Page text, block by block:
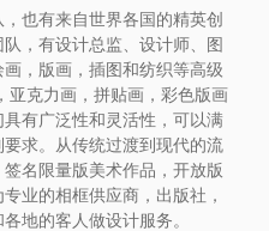
也有来自世界各国的精英创
，有设计总监、设计师、图
，版画，插图和纺织等高级
亚克力画，拼贴画，彩色版画
有广泛性和灵活性，可以满
求。从传统过渡到现代的流
名限量版美术作品，开放版
业的相框供应商，出版社，
地的客人做设计服务。